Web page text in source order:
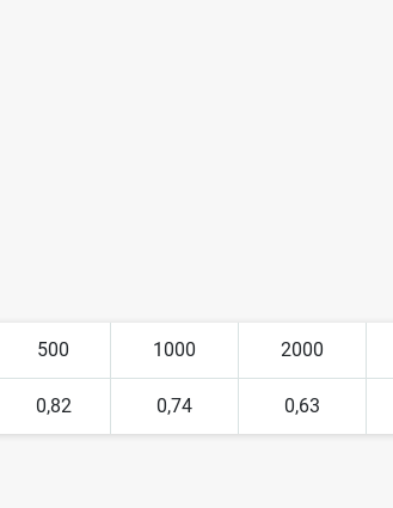
500 1000 2000
0,82 0,74 0,63